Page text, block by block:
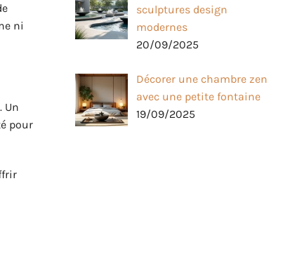
ni
Un
pour
sculptures design
modernes
20/09/2025
Décorer une chambre zen
avec une petite fontaine
19/09/2025